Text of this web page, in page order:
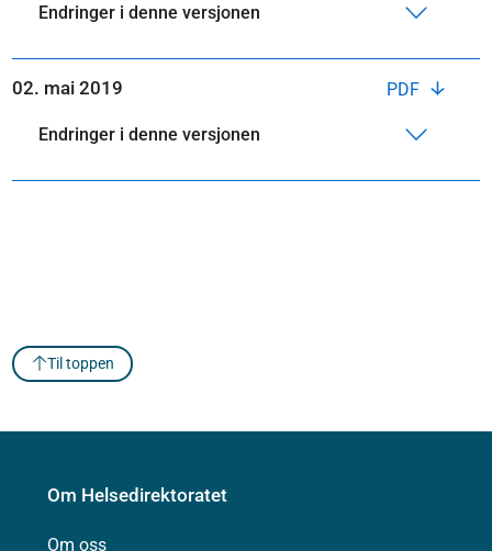
Endringer i denne versjonen
PDF
02. mai 2019
Endringer i denne versjonen
Til toppen
Om Helsedirektoratet
Om oss